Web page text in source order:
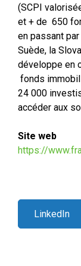
(SCPI
et + de 650
en passant par
Suède, la
développe en
fonds
24 000
accéder aux
Site web
https://
LinkedIn